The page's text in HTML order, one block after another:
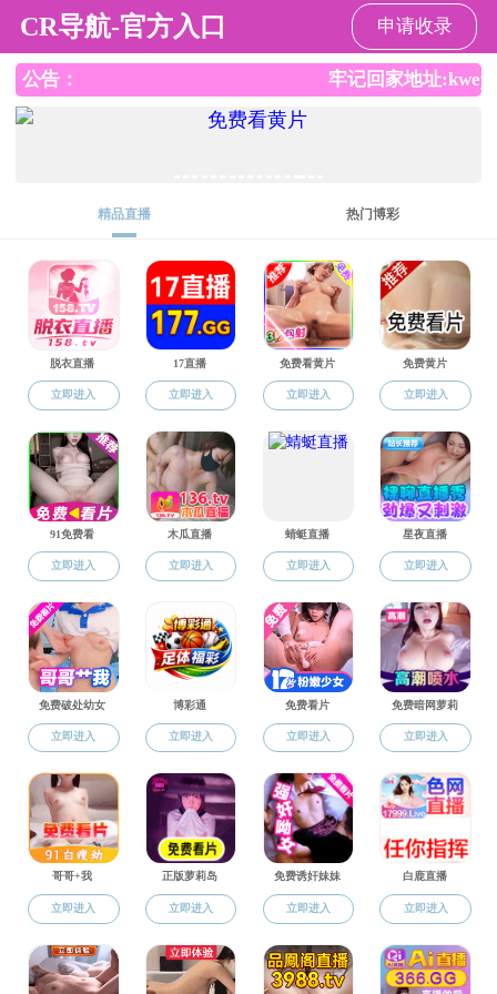
小奶猫直播 小
姓名：王琳琳 讲师
性别：女 出生日期：1977年8月
办公电话：83687736 E-mail:
1.学习简历
1995年——2008年 西北工业大学本科、硕
2008年12月 获得西北工业大学材料
2.工作经历
2008年10月 小奶猫直播 材料与冶金学
3.学术兼职